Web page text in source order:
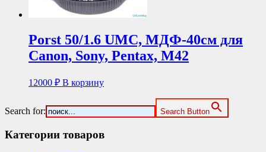
Porst 50/1.6 UMC, МДФ-40см для
Canon, Sony, Pentax, M42
12000 ₽ В корзину
Search for: Search Button
Категории товаров